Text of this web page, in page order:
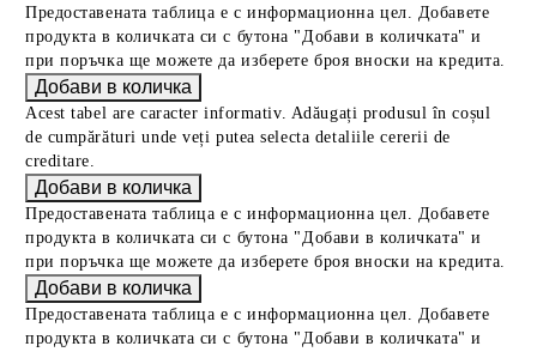
Предоставената таблица е с информационна цел. Добавете
продукта в количката си с бутона "Добави в количката" и
при поръчка ще можете да изберете броя вноски на кредита.
Acest tabel are caracter informativ. Adăugați produsul în coșul
de cumpărături unde veți putea selecta detaliile cererii de
creditare.
Предоставената таблица е с информационна цел. Добавете
продукта в количката си с бутона "Добави в количката" и
при поръчка ще можете да изберете броя вноски на кредита.
Предоставената таблица е с информационна цел. Добавете
продукта в количката си с бутона "Добави в количката" и